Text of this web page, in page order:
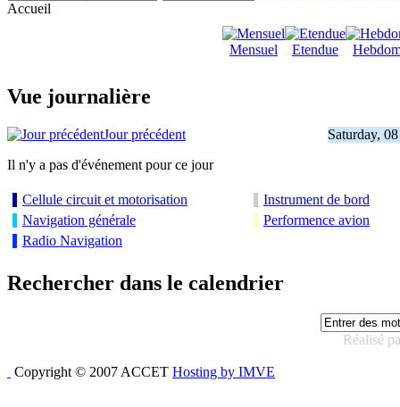
Accueil
Mensuel Etendue
Vue journalière
Jour précédent
Saturday,
Il n'y a pas d'événement pour ce jour
Cellule circuit et motorisation
Instrument de bord
Navigation générale
Performence avion
Radio Navigation
Rechercher dans le calendrier
Réalisé
Copyright © 2007 ACCET Hosting by IMVE